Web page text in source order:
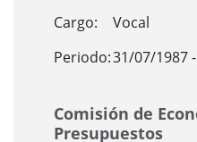
Cargo:
Vocal
Periodo:31/07/1987
Comisión de
Presupuestos